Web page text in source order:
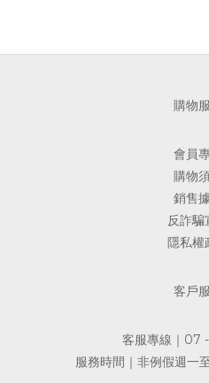
購物
會員
購物
銷售
反詐騙
隱私權
客戶
客服專線｜07
服務時間｜非例假週